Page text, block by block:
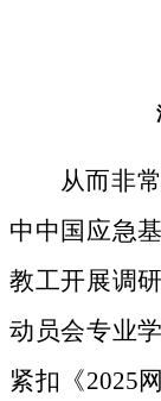
从而非
中中国应急
教工开展调
动员会专业
紧扣《2025